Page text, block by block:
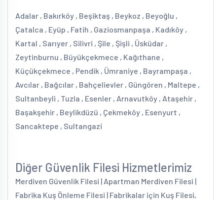
Adalar , Bakırköy , Beşiktaş , Beykoz , Beyoğlu ,
Çatalca , Eyüp , Fatih , Gaziosmanpaşa , Kadıköy ,
Kartal , Sarıyer , Silivri , Şile , Şişli , Üsküdar ,
Zeytinburnu , Büyükçekmece , Kağıthane ,
Küçükçekmece , Pendik , Ümraniye , Bayrampaşa ,
Avcılar , Bağcılar , Bahçelievler , Güngören , Maltepe ,
Sultanbeyli , Tuzla , Esenler , Arnavutköy , Ataşehir ,
Başakşehir , Beylikdüzü , Çekmeköy , Esenyurt ,
Sancaktepe , Sultangazi
Diğer Güvenlik Filesi Hizmetlerimiz
Merdiven Güvenlik Filesi | Apartman Merdiven Filesi |
Fabrika Kuş Önleme Filesi | Fabrikalar için Kuş Filesi,